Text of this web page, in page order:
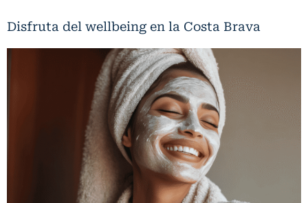
Disfruta del wellbeing en la Costa Brava